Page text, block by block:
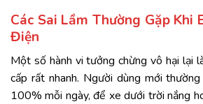
Các Sai Lầm Thường Gặp Khi
Điện
Một số hành vi tưởng chừng vô hại lại
cấp rất nhanh. Người dùng mới
100% mỗi ngày, để xe dưới trời nắng